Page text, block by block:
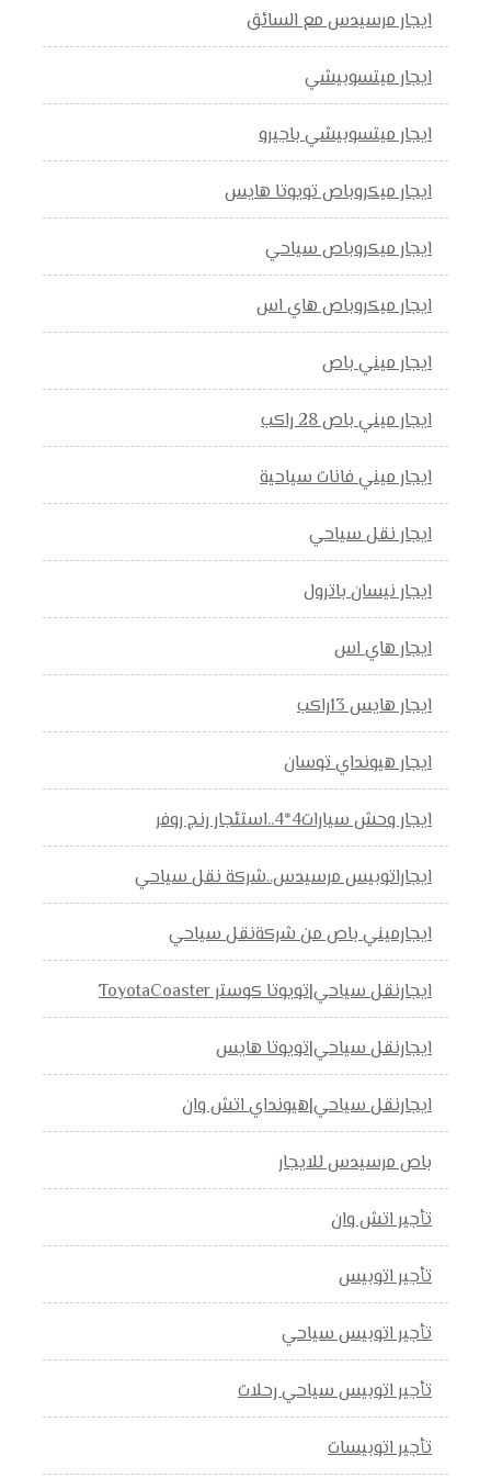
ايجار مرسيدس مع السائق
ايجار ميتسوبيشي
ايجار ميتسوبيشي باجيرو
ايجار ميكروباص تويوتا هايس
ايجار ميكروباص سياحي
ايجار ميكروباص هاي اس
ايجار ميني باص
ايجار ميني باص 28 راكب
ايجار ميني فانات سياحية
ايجار نقل سياحي
ايجار نيسان باترول
ايجار هاي اس
ايجار هايس 13راكب
ايجار هيونداي توسان
ايجار وحش سيارات4*4..استئجار رنج روفر
ايجاراتوبيس مرسيدس..شركة نقل سياحي
ايجارميني باص من شركةنقل سياحي
ايجارنقل سياحي|تويوتا كوستر ToyotaCoaster
ايجارنقل سياحي|تويوتا هايس
ايجارنقل سياحي|هيونداي اتش وان
باص مرسيدس للايجار
تأجير اتش وان
تأجير اتوبيس
تأجير اتوبيس سياحي
تأجير اتوبيس سياحي رحلات
تأجير اتوبيسات